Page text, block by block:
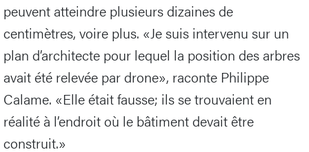
peuvent atteindre plusieurs dizaines de
centimètres, voire plus. «Je suis intervenu sur un
plan d’architecte pour lequel la position des arbres
avait été relevée par drone», raconte Philippe
Calame. «Elle était fausse; ils se trouvaient en
réalité à l’endroit où le bâtiment devait être
construit.»